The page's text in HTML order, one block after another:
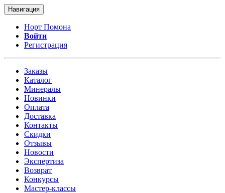
Навигация
Норт Помона
Войти
Регистрация
Заказы
Каталог
Минералы
Новинки
Оплата
Доставка
Контакты
Скидки
Отзывы
Новости
Экспертиза
Возврат
Конкурсы
Мастер-классы